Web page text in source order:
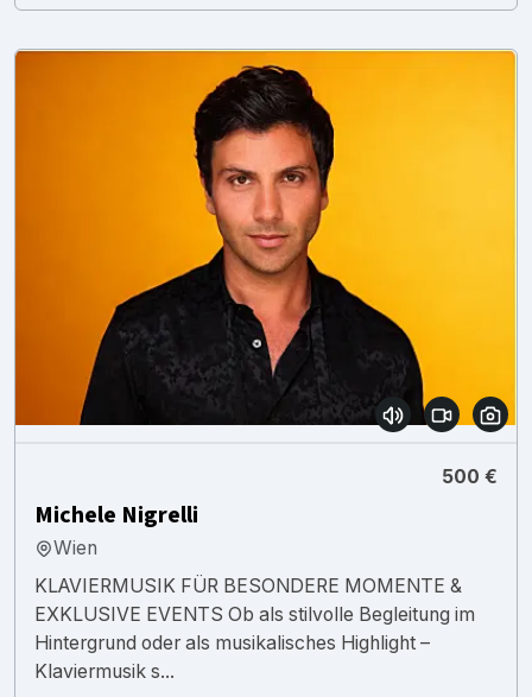
500 €
Michele Nigrelli
Wien
KLAVIERMUSIK FÜR BESONDERE MOMENTE &
EXKLUSIVE EVENTS Ob als stilvolle Begleitung im
Hintergrund oder als musikalisches Highlight –
Klaviermusik s...